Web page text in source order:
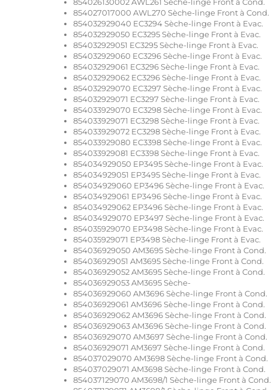
854027017000 AWL270 Sèche-linge Front à Cond.
854032929040 EC3294 Sèche-linge Front à Evac.
854032929050 EC3295 Sèche-linge Front à Evac.
854032929051 EC3295 Sèche-linge Front à Evac.
854032929060 EC3296 Sèche-linge Front à Evac.
854032929061 EC3296 Sèche-linge Front à Evac.
854032929062 EC3296 Sèche-linge Front à Evac.
854032929070 EC3297 Sèche-linge Front à Evac.
854032929071 EC3297 Sèche-linge Front à Evac.
854033929070 EC3298 Sèche-linge Front à Evac.
854033929071 EC3298 Sèche-linge Front à Evac.
854033929072 EC3298 Sèche-linge Front à Evac.
854033929080 EC3398 Sèche-linge Front à Evac.
854033929081 EC3398 Sèche-linge Front à Evac.
854034929050 EP3495 Sèche-linge Front à Evac.
854034929051 EP3495 Sèche-linge Front à Evac.
854034929060 EP3496 Sèche-linge Front à Evac.
854034929061 EP3496 Sèche-linge Front à Evac.
854034929062 EP3496 Sèche-linge Front à Evac.
854034929070 EP3497 Sèche-linge Front à Evac.
854035929070 EP3498 Sèche-linge Front à Evac.
854035929071 EP3498 Sèche-linge Front à Evac.
854036929050 AM3695 Sèche-linge Front à Cond.
854036929051 AM3695 Sèche-linge Front à Cond.
854036929052 AM3695 Sèche-linge Front à Cond.
854036929053 AM3695 Sèche-
854036929060 AM3696 Sèche-linge Front à Cond.
854036929061 AM3696 Sèche-linge Front à Cond.
854036929062 AM3696 Sèche-linge Front à Cond.
854036929063 AM3696 Sèche-linge Front à Cond.
854036929070 AM3697 Sèche-linge Front à Cond.
854036929071 AM3697 Sèche-linge Front à Cond.
854037029070 AM3698 Sèche-linge Front à Cond.
854037029071 AM3698 Sèche-linge Front à Cond.
854037129070 AM3698/1 Sèche-linge Front à Cond.